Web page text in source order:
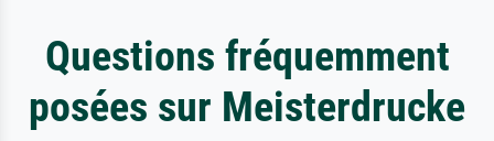
Questions fréquemment
posées sur Meisterdrucke